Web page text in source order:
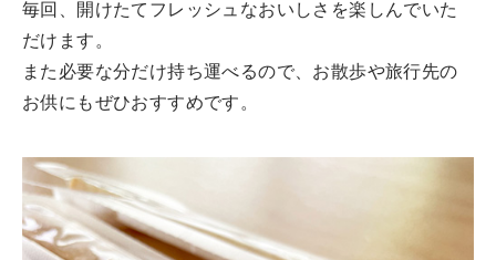
毎回、開けたてフレッシュなおいしさを楽しんでいた
だけます。
また必要な分だけ持ち運べるので、お散歩や旅行先の
お供にもぜひおすすめです。